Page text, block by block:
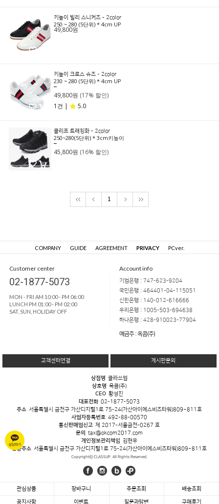
키높이 빌리 스니커즈 - 2color
250 ~ 280 (5단위) * 4cm UP
49,800원
키높이 크로스 슈즈 - 2color
230 ~ 280 (5단위) * 4cm UP
49,800원 (17% 할인)
1건 |
5.0
클리프 트래킹화 - 2color
250~280(5단위) * 3cm키높이
45,800원 (16% 할인)
1
COMPANY GUIDE AGREEMENT PRIVACY PCver.
Customer center
02-1877-5073
MON - FRI AM 10:00 - PM 06:00
LUNCH PM 01:00 - PM 02:00
SAT, SUN, HOLIDAY OFF
Account info
기업은행 : 747-623-9204
국민은행 : 464401-04-115051
신한은행 : 140-012-616666
우리은행 : 1005-503-694638
하나은행 : 428-910023-77904
예금주 : 옥콤(주)
고객센터연결 게시판문의
상점명 클라쓰업
상호명 옥콤(주)
CEO 황성진
대표전화 02-1877-5073
주소 서울특별시 금천구 가산디지털1로 75-24(가산아이에스비즈타워)809~811호
사업자등록번호 492-88-00570
통신판매업신고 제 2017-서울금천-0267 호
문의 tax@okcom2017.com
개인정보관리책임 김현우
반송주소 서울특별시 금천구 가산디지털1로 75-24(가산아이에스비즈타워)809~811호
Copyrightⓒ CLASSUP. All Rights Reserved.
관심상품 장바구니 주문조회 배송조회
공지사항 이벤트 질문과답변 구매후기